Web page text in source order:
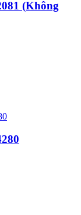
(Không